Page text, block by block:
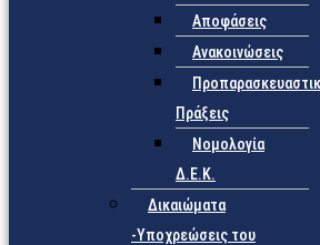
Αποφάσεις
Ανακοινώσεις
Πράξεις
Νομολογία
Δ.Ε.Κ.
Δικαιώματα
-Υποχρεώσεις του